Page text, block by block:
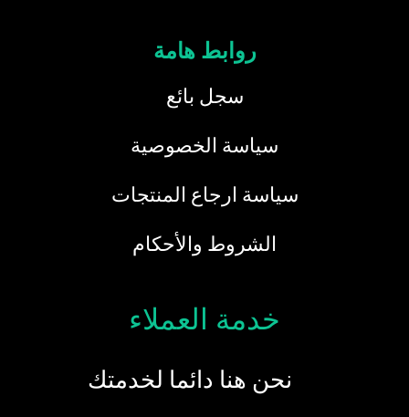
روابط هامة
سجل بائع
سياسة الخصوصية
سياسة ارجاع المنتجات
الشروط والأحكام
خدمة العملاء
نحن هنا دائما لخدمتك